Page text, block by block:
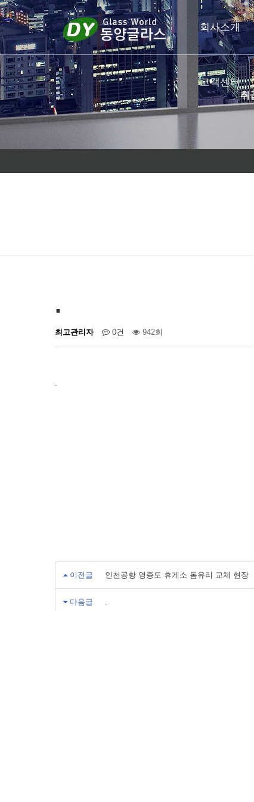
회사소개
고객센터
취
.
최고관리자 0건 942회
.
이전글 인천공항 영종도 휴게소 돔유리 교체 현장
다음글 .